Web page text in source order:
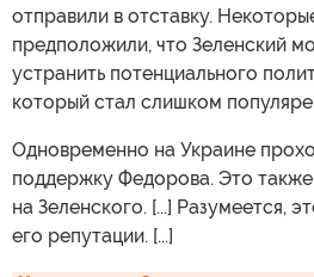
отправили в отставку.
предположили, что Зеленский
устранить потенциального
который стал слишком
Одновременно на Украине
поддержку Федорова. Это
на Зеленского. [...] Разумеется,
его репутации. [...]